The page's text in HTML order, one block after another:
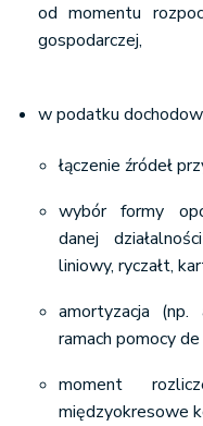
od momentu
gospodarczej,
w podatku
łączenie źródeł
wybór formy
danej
liniowy, ryczałt,
amortyzacja (np.
ramach pomocy de
moment
międzyokresowe